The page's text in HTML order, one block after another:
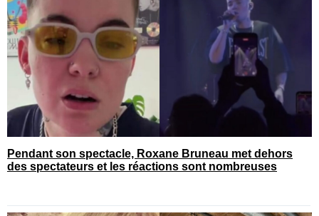
Pendant son spectacle, Roxane Bruneau met dehors
des spectateurs et les réactions sont nombreuses